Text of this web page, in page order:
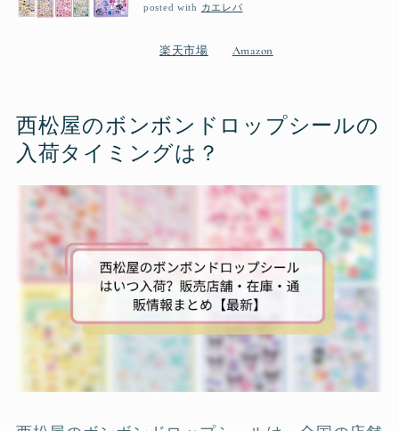
posted with カエレバ
楽天市場 Amazon
西松屋のボンボンドロップシールの
入荷タイミングは？